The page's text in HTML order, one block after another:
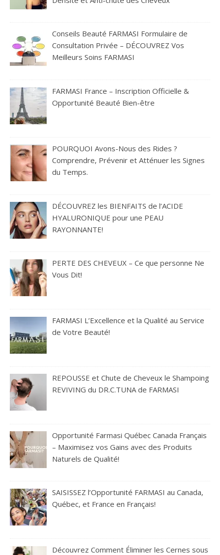
Conseils Beauté FARMASI Formulaire de
Consultation Privée – DÉCOUVREZ Vos
Meilleurs Soins FARMASI
FARMASI France – Inscription Officielle &
Opportunité Beauté Bien-être
POURQUOI Avons-Nous des Rides ?
Comprendre, Prévenir et Atténuer les Signes
du Temps.
DÉCOUVREZ les BIENFAITS de l’ACIDE
HYALURONIQUE pour une PEAU
RAYONNANTE!
PERTE DES CHEVEUX – Ce que personne Ne
Vous Dit!
FARMASI L’Excellence et la Qualité au Service
de Votre Beauté!
REPOUSSE et Chute de Cheveux le Shampoing
REVIVING du DR.C.TUNA de FARMASI
Opportunité Farmasi Québec Canada Français
– Maximisez vos Gains avec des Produits
Naturels de Qualité!
SAISISSEZ l’Opportunité FARMASI au Canada,
Québec, et France en Français!
Découvrez Comment Éliminer les Cernes sous